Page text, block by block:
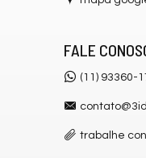
FALE
(11) 93360-
trabalhe